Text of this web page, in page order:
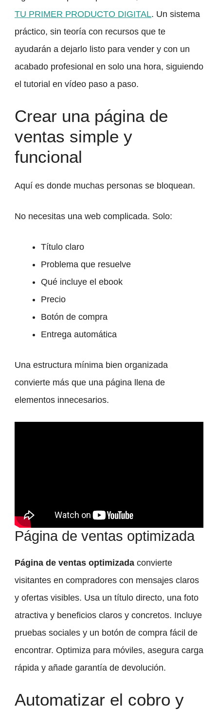
TU PRIMER PRODUCTO DIGITAL. Un sistema
práctico, sin teoría con recursos que te
ayudarán a dejarlo listo para vender y con un
acabado profesional en solo una hora, siguiendo
el tutorial en vídeo paso a paso.
Crear una página de
ventas simple y
funcional
Aquí es donde muchas personas se bloquean.
No necesitas una web complicada. Solo:
Título claro
Problema que resuelve
Qué incluye el ebook
Precio
Botón de compra
Entrega automática
Una estructura mínima bien organizada
convierte más que una página llena de
elementos innecesarios.
Página de ventas optimizada
Página de ventas optimizada convierte
visitantes en compradores con mensajes claros
y ofertas visibles. Usa un título directo, una foto
atractiva y beneficios claros y concretos. Incluye
pruebas sociales y un botón de compra fácil de
encontrar. Optimiza para móviles, asegura carga
rápida y añade garantía de devolución.
Automatizar el cobro y